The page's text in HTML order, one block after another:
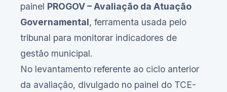
painel PROGOV – Avaliação da Atuação
Governamental, ferramenta usada pelo
tribunal para monitorar indicadores de
gestão municipal.
No levantamento referente ao ciclo anterior
da avaliação, divulgado no painel do TCE-